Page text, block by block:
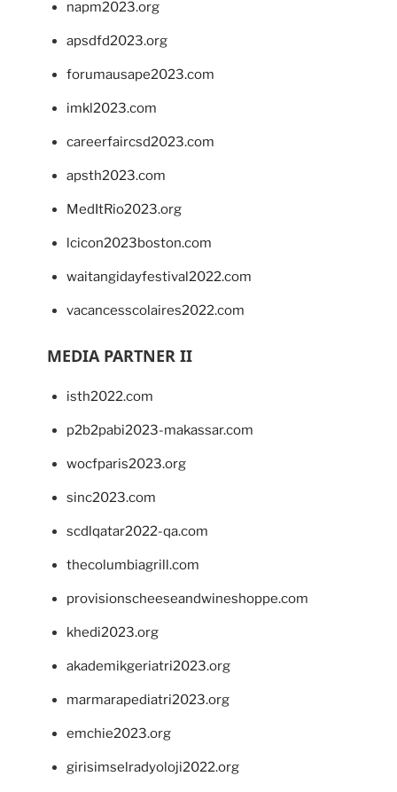
napm2023.org
apsdfd2023.org
forumausape2023.com
imkl2023.com
careerfaircsd2023.com
apsth2023.com
MedItRio2023.org
lcicon2023boston.com
waitangidayfestival2022.com
vacancesscolaires2022.com
MEDIA PARTNER II
isth2022.com
p2b2pabi2023-makassar.com
wocfparis2023.org
sinc2023.com
scdlqatar2022-qa.com
thecolumbiagrill.com
provisionscheeseandwineshoppe.com
khedi2023.org
akademikgeriatri2023.org
marmarapediatri2023.org
emchie2023.org
girisimselradyoloji2022.org